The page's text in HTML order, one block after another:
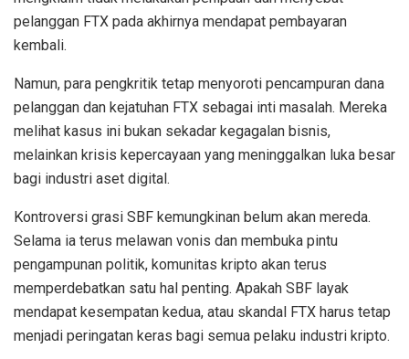
pelanggan FTX pada akhirnya mendapat pembayaran
kembali.
Namun, para pengkritik tetap menyoroti pencampuran dana
pelanggan dan kejatuhan FTX sebagai inti masalah. Mereka
melihat kasus ini bukan sekadar kegagalan bisnis,
melainkan krisis kepercayaan yang meninggalkan luka besar
bagi industri aset digital.
Kontroversi grasi SBF kemungkinan belum akan mereda.
Selama ia terus melawan vonis dan membuka pintu
pengampunan politik, komunitas kripto akan terus
memperdebatkan satu hal penting. Apakah SBF layak
mendapat kesempatan kedua, atau skandal FTX harus tetap
menjadi peringatan keras bagi semua pelaku industri kripto.